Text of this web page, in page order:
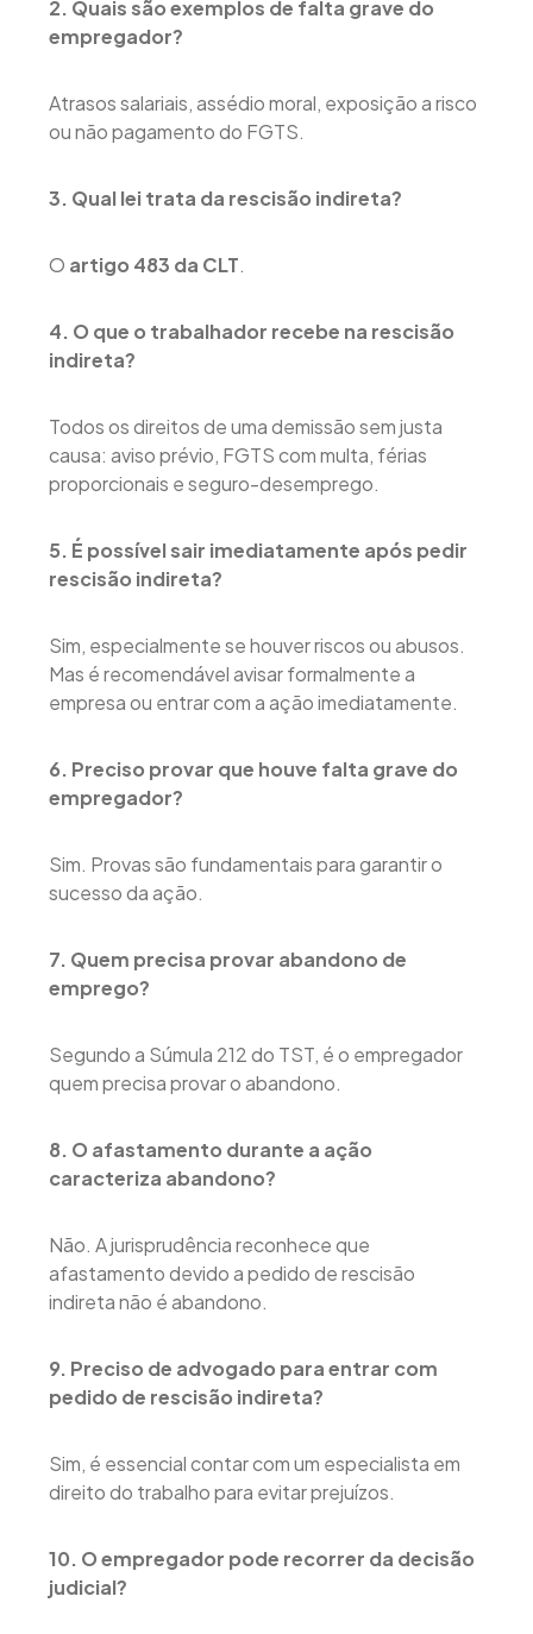
2. Quais são exemplos de falta grave do
empregador?
Atrasos salariais, assédio moral, exposição a risco
ou não pagamento do FGTS.
3. Qual lei trata da rescisão indireta?
O artigo 483 da CLT.
4. O que o trabalhador recebe na rescisão
indireta?
Todos os direitos de uma demissão sem justa
causa: aviso prévio, FGTS com multa, férias
proporcionais e seguro-desemprego.
5. É possível sair imediatamente após pedir
rescisão indireta?
Sim, especialmente se houver riscos ou abusos.
Mas é recomendável avisar formalmente a
empresa ou entrar com a ação imediatamente.
6. Preciso provar que houve falta grave do
empregador?
Sim. Provas são fundamentais para garantir o
sucesso da ação.
7. Quem precisa provar abandono de
emprego?
Segundo a Súmula 212 do TST, é o empregador
quem precisa provar o abandono.
8. O afastamento durante a ação
caracteriza abandono?
Não. A jurisprudência reconhece que
afastamento devido a pedido de rescisão
indireta não é abandono.
9. Preciso de advogado para entrar com
pedido de rescisão indireta?
Sim, é essencial contar com um especialista em
direito do trabalho para evitar prejuízos.
10. O empregador pode recorrer da decisão
judicial?